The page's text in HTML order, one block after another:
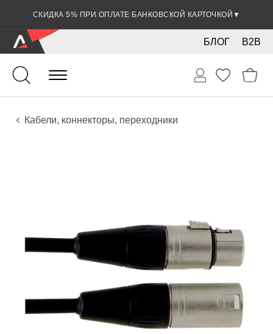
СКИДКА 5% ПРИ ОПЛАТЕ БАНКОВСКОЙ КАРТОЧКОЙ ▼
B2B
БЛОГ
Гитары
Электро инструменты
Звуковое оборудование
Кабели, коннекторы, переходники